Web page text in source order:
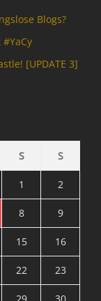
Blogs?
[UPDATE 3]
S S
1 2
8 9
15 16
22 23